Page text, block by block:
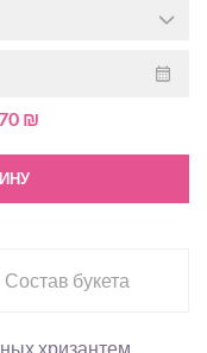
₪
Состав букета
хризантем